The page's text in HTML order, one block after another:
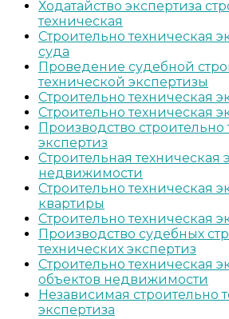
Ходатайство экспертиза
техническая
Строительно техническая
суда
Проведение судебной
технической экспертизы
Строительно техническая
Строительно техническая
Производство строительно
экспертиз
Строительная техническая
недвижимости
Строительно техническая
квартиры
Строительно техническая
Производство судебных
технических экспертиз
Строительно техническая
объектов недвижимости
Независимая строительно
экспертиза